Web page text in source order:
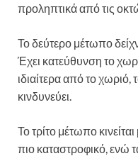
προληπτικά από τις
Το δεύτερο μέτωπο
Έχει κατεύθυνση το
ιδιαίτερα από το
κινδυνεύει.
Το τρίτο μέτωπο
πιο καταστροφικό, ενώ